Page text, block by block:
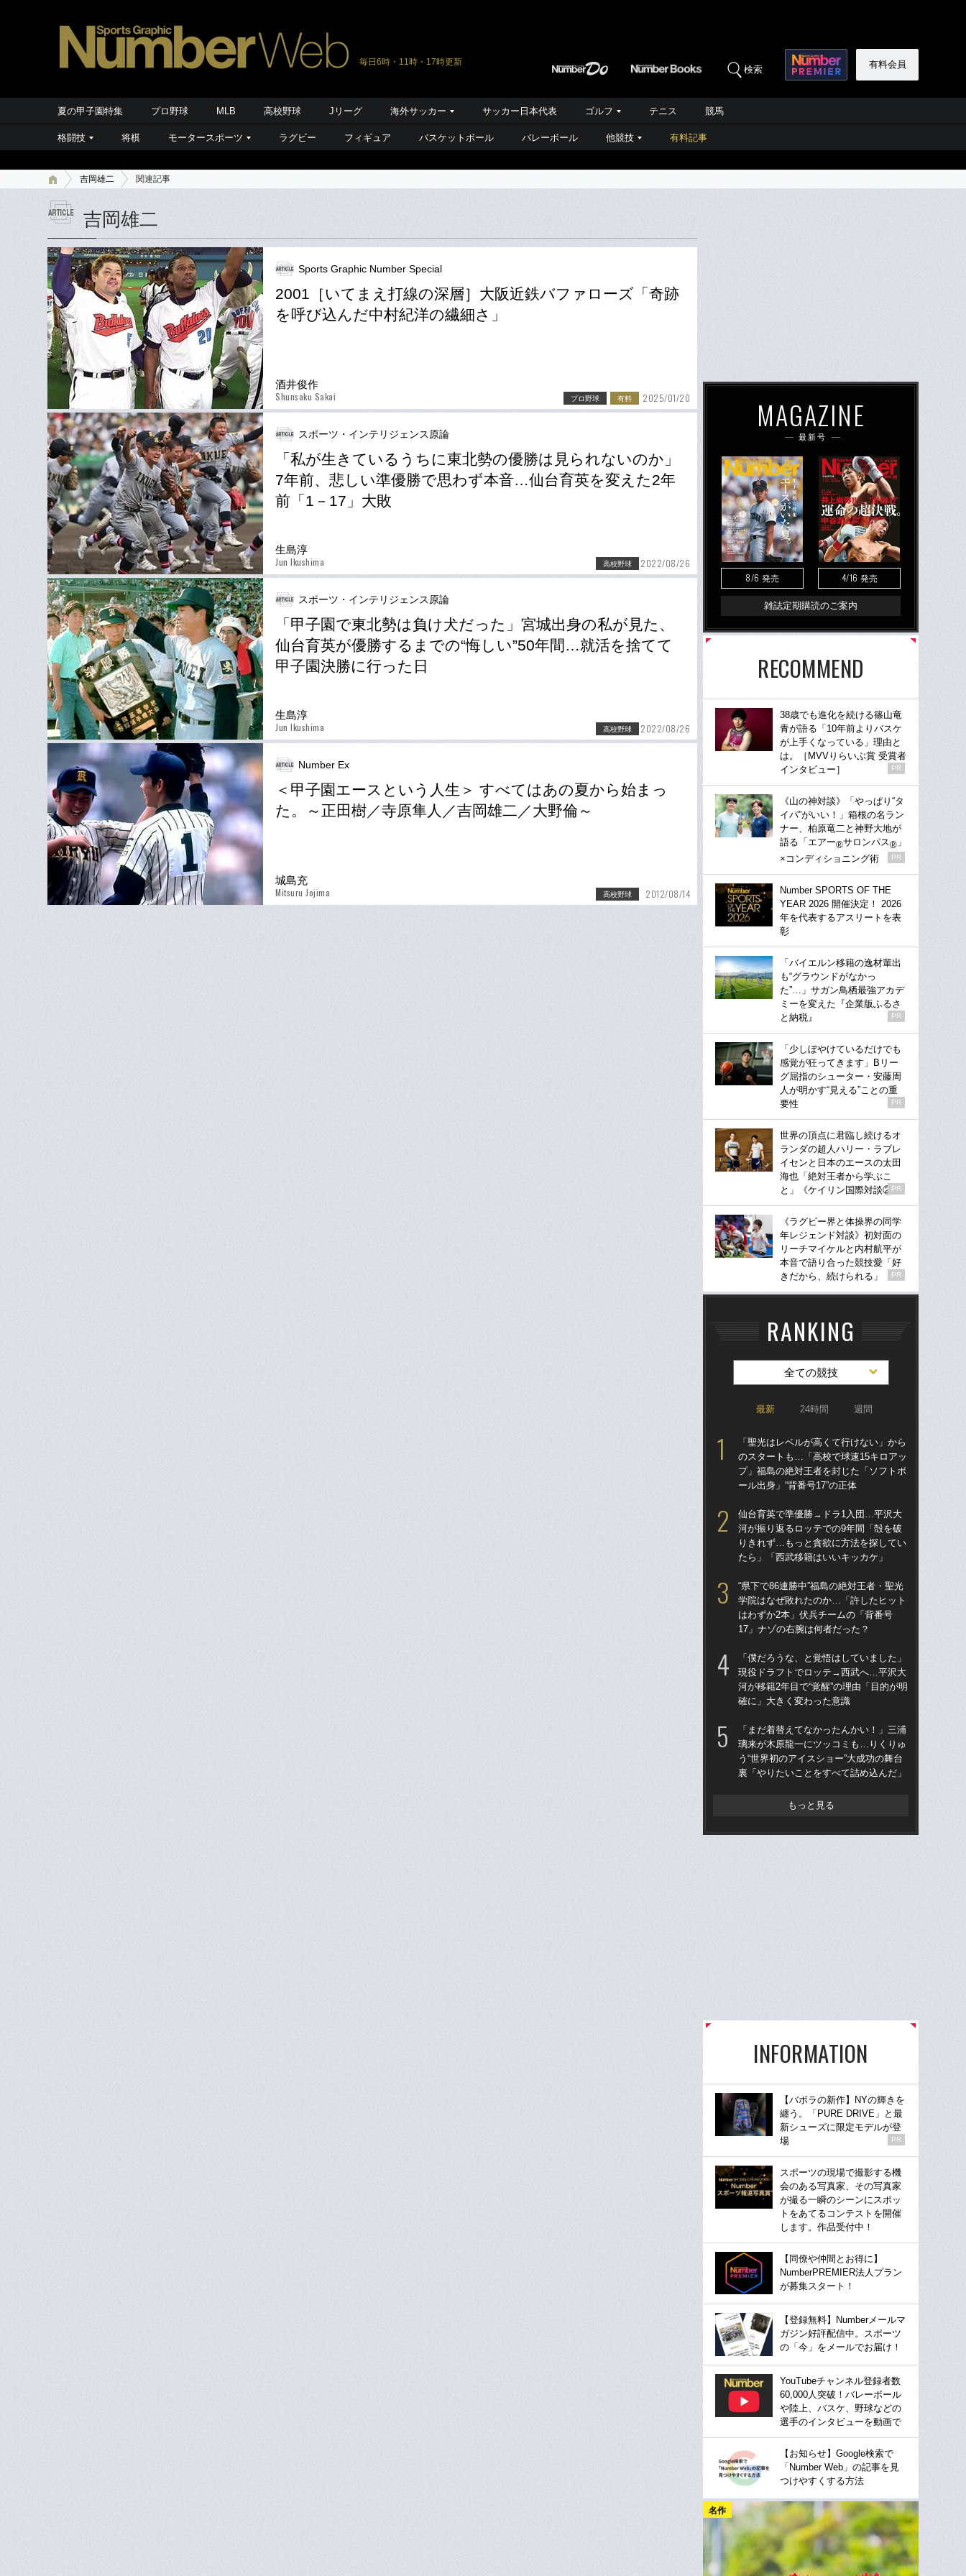
毎日6時・11時・17時更新
検索 有料会員
夏の甲子園特集 プロ野球 MLB 高校野球 Jリーグ 海外サッカー サッカー日本代表 ゴルフ テニス 競馬
格闘技 将棋 モータースポーツ ラグビー フィギュア バスケットボール バレーボール 他競技 有料記事
吉岡雄二 関連記事
吉岡雄二
Sports Graphic Number Special
2001［いてまえ打線の深層］大阪近鉄バファローズ「奇跡
を呼び込んだ中村紀洋の繊細さ」
酒井俊作
Shunsaku Sakai プロ野球 有料 2025/01/20
スポーツ・インテリジェンス原論
「私が生きているうちに東北勢の優勝は見られないのか」
7年前、悲しい準優勝で思わず本音…仙台育英を変えた2年
前「1－17」大敗
生島淳
Jun Ikushima 高校野球 2022/08/26
スポーツ・インテリジェンス原論
「甲子園で東北勢は負け犬だった」宮城出身の私が見た、
仙台育英が優勝するまでの“悔しい”50年間…就活を捨てて
甲子園決勝に行った日
生島淳
Jun Ikushima 高校野球 2022/08/26
Number Ex
＜甲子園エースという人生＞ すべてはあの夏から始まっ
た。～正田樹／寺原隼人／吉岡雄二／大野倫～
城島充
Mitsuru Jojima 高校野球 2012/08/14
MAGAZINE
最新号
8/6 発売 4/16 発売
雑誌定期購読のご案内
RECOMMEND
38歳でも進化を続ける篠山竜
青が語る「10年前よりバスケ
が上手くなっている」理由と
は。［MVVりらいぶ賞 受賞者
インタビュー］
PR
《山の神対談》「やっぱり“タ
イパ”がいい！」箱根の名ラン
ナー、柏原竜二と神野大地が
語る「エアー®サロンパス® 」
×コンディショニング術
PR
Number SPORTS OF THE
YEAR 2026 開催決定！ 2026
年を代表するアスリートを表
彰
「バイエルン移籍の逸材輩出
も“グラウンドがなかっ
た”…」サガン鳥栖最強アカデ
ミーを変えた『企業版ふるさ
と納税』
PR
「少しぼやけているだけでも
感覚が狂ってきます」Bリー
グ屈指のシューター・安藤周
人が明かす“見える”ことの重
要性
PR
世界の頂点に君臨し続けるオ
ランダの超人ハリー・ラブレ
イセンと日本のエースの太田
海也「絶対王者から学ぶこ
と」《ケイリン国際対談②》
PR
《ラグビー界と体操界の同学
年レジェンド対談》初対面の
リーチマイケルと内村航平が
本音で語り合った競技愛「好
きだから、続けられる」
PR
RANKING
全ての競技
最新 24時間 週間
「聖光はレベルが高くて行けない」から
のスタートも…「高校で球速15キロアッ
プ」福島の絶対王者を封じた「ソフトボ
ール出身」“背番号17”の正体
仙台育英で準優勝→ドラ1入団…平沢大
河が振り返るロッテでの9年間「殻を破
りきれず…もっと貪欲に方法を探してい
たら」「西武移籍はいいキッカケ」
“県下で86連勝中”福島の絶対王者・聖光
学院はなぜ敗れたのか…「許したヒット
はわずか2本」伏兵チームの「背番号
17」ナゾの右腕は何者だった？
「僕だろうな、と覚悟はしていました」
現役ドラフトでロッテ→西武へ…平沢大
河が移籍2年目で“覚醒”の理由「目的が明
確に」大きく変わった意識
「まだ着替えてなかったんかい！」三浦
璃来が木原龍一にツッコミも…りくりゅ
う“世界初のアイスショー”大成功の舞台
裏「やりたいことをすべて詰め込んだ」
もっと見る
INFORMATION
【バボラの新作】NYの輝きを
纏う。「PURE DRIVE」と最
新シューズに限定モデルが登
場
PR
スポーツの現場で撮影する機
会のある写真家、その写真家
が撮る一瞬のシーンにスポッ
トをあてるコンテストを開催
します。作品受付中！
【同僚や仲間とお得に】
NumberPREMIER法人プラン
が募集スタート！
【登録無料】Numberメールマ
ガジン好評配信中。スポーツ
の「今」をメールでお届け！
YouTubeチャンネル登録者数
60,000人突破！バレーボール
や陸上、バスケ、野球などの
選手のインタビューを動画で
【お知らせ】Google検索で
「Number Web」の記事を見
つけやすくする方法
名作